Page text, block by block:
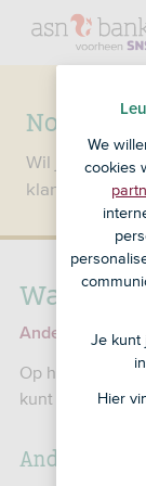
Nog
Wil je een
klant bij SNS?
Waar
Andere
Op het
kunt inloggen.
Anders
We
cookies
Je kunt
Hier